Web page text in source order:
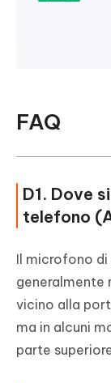
FAQ
D1. Dove
telefono
Il microfono
generalmente
vicino alla
ma in alcuni
parte